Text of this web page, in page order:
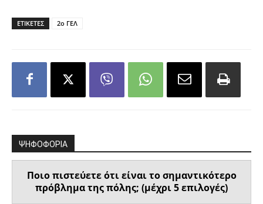
ΕΤΙΚΕΤΕΣ 2ο ΓΕΛ
ΨΗΦΟΦΟΡΙΑ
Ποιο πιστεύετε ότι είναι το σημαντικότερο
πρόβλημα της πόλης; (μέχρι 5 επιλογές)